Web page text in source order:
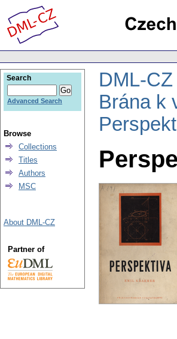
DML-
Brána k
Search
Advanced Search
Browse
Collections
Titles
Authors
MSC
About DML-CZ
Partner of